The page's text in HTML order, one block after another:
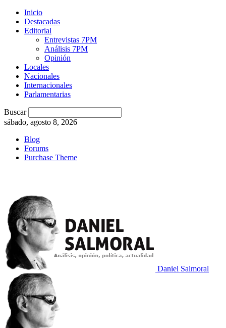
Inicio
Destacadas
Editorial
Entrevistas 7PM
Análisis 7PM
Opinión
Locales
Nacionales
Internacionales
Parlamentarias
Buscar
sábado, agosto 8, 2026
Blog
Forums
Purchase Theme
Daniel Salmoral